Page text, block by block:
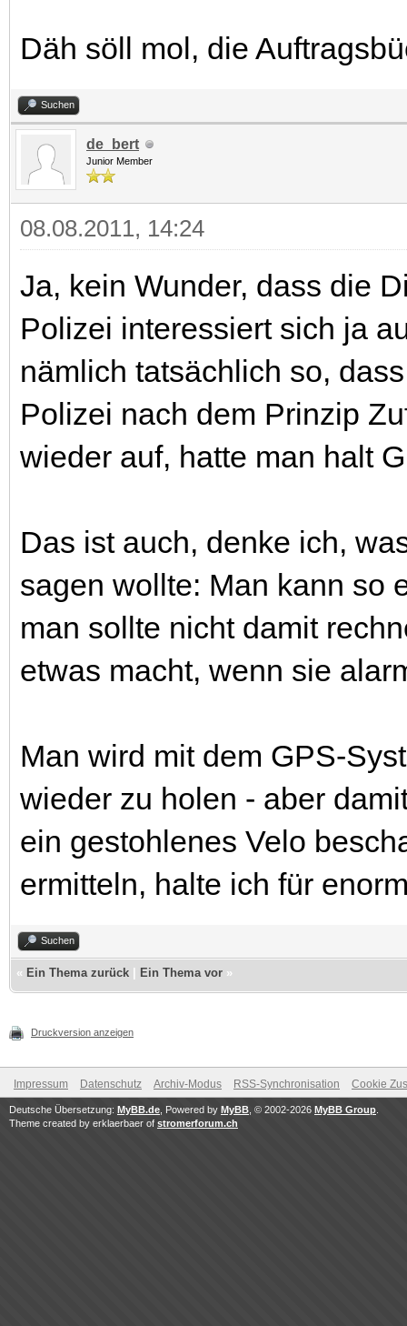
Däh söll mol, die
Suchen
de_bert
Junior Member
08.08.2011, 14:24
Ja, kein Wunder, dass die
Polizei interessiert sich ja
nämlich tatsächlich so,
Polizei nach dem Prinzip
wieder auf, hatte man halt
Das ist auch, denke ich,
sagen wollte: Man kann so
man sollte nicht damit
etwas macht, wenn sie
Man wird mit dem GPS-
wieder zu holen - aber
ein gestohlenes Velo
ermitteln, halte ich für
Suchen
« Ein Thema zurück Ein Thema vor »
Druckversion anzeigen
Impressum Datenschutz Archiv-Modus RSS-Synchronisation Cookie
Deutsche Übersetzung: MyBB.de , Powered by MyBB , © 2002-2026 MyBB Group
Theme created by erklaerbaer of stromerforum.ch